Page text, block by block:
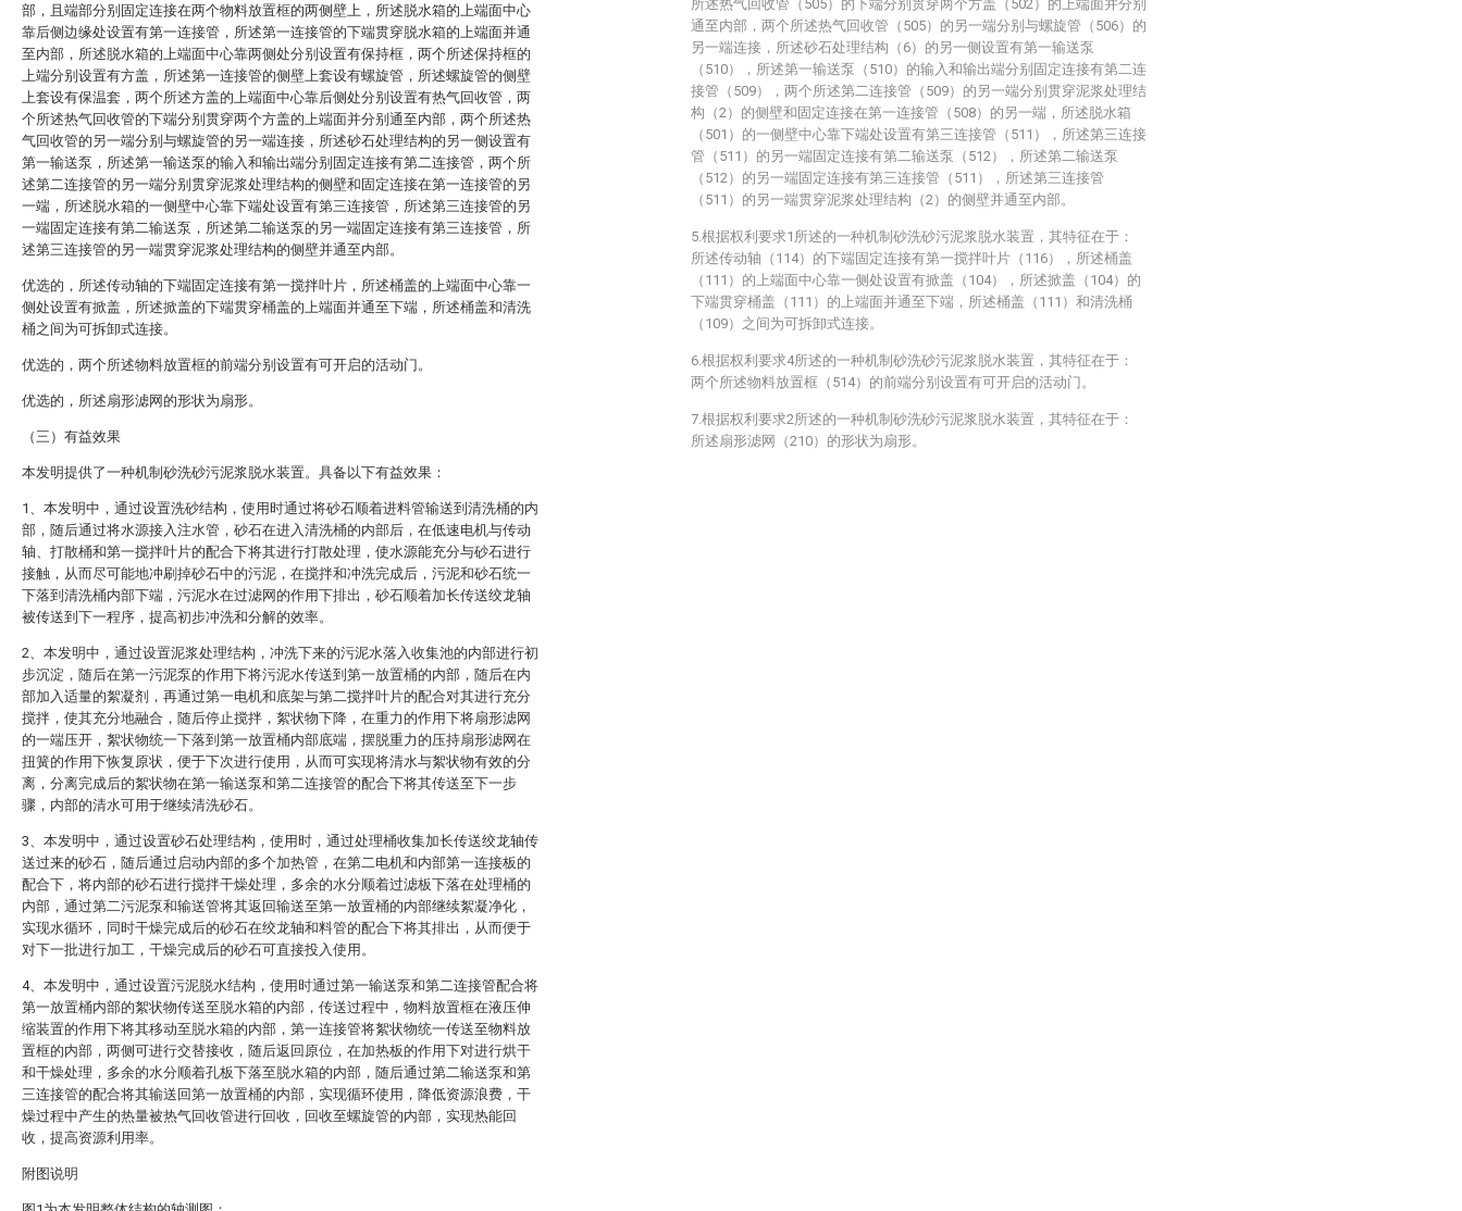
部，且端部分别固定连接在两个物料放置框的两侧壁上，所述脱水箱的上端面中心
靠后侧边缘处设置有第一连接管，所述第一连接管的下端贯穿脱水箱的上端面并通
至内部，所述脱水箱的上端面中心靠两侧处分别设置有保持框，两个所述保持框的
上端分别设置有方盖，所述第一连接管的侧壁上套设有螺旋管，所述螺旋管的侧壁
上套设有保温套，两个所述方盖的上端面中心靠后侧处分别设置有热气回收管，两
个所述热气回收管的下端分别贯穿两个方盖的上端面并分别通至内部，两个所述热
气回收管的另一端分别与螺旋管的另一端连接，所述砂石处理结构的另一侧设置有
第一输送泵，所述第一输送泵的输入和输出端分别固定连接有第二连接管，两个所
述第二连接管的另一端分别贯穿泥浆处理结构的侧壁和固定连接在第一连接管的另
一端，所述脱水箱的一侧壁中心靠下端处设置有第三连接管，所述第三连接管的另
一端固定连接有第二输送泵，所述第二输送泵的另一端固定连接有第三连接管，所
述第三连接管的另一端贯穿泥浆处理结构的侧壁并通至内部。
优选的，所述传动轴的下端固定连接有第一搅拌叶片，所述桶盖的上端面中心靠一
侧处设置有掀盖，所述掀盖的下端贯穿桶盖的上端面并通至下端，所述桶盖和清洗
桶之间为可拆卸式连接。
优选的，两个所述物料放置框的前端分别设置有可开启的活动门。
优选的，所述扇形滤网的形状为扇形。
（三）有益效果
本发明提供了一种机制砂洗砂污泥浆脱水装置。具备以下有益效果：
1、本发明中，通过设置洗砂结构，使用时通过将砂石顺着进料管输送到清洗桶的内
部，随后通过将水源接入注水管，砂石在进入清洗桶的内部后，在低速电机与传动
轴、打散桶和第一搅拌叶片的配合下将其进行打散处理，使水源能充分与砂石进行
接触，从而尽可能地冲刷掉砂石中的污泥，在搅拌和冲洗完成后，污泥和砂石统一
下落到清洗桶内部下端，污泥水在过滤网的作用下排出，砂石顺着加长传送绞龙轴
被传送到下一程序，提高初步冲洗和分解的效率。
2、本发明中，通过设置泥浆处理结构，冲洗下来的污泥水落入收集池的内部进行初
步沉淀，随后在第一污泥泵的作用下将污泥水传送到第一放置桶的内部，随后在内
部加入适量的絮凝剂，再通过第一电机和底架与第二搅拌叶片的配合对其进行充分
搅拌，使其充分地融合，随后停止搅拌，絮状物下降，在重力的作用下将扇形滤网
的一端压开，絮状物统一下落到第一放置桶内部底端，摆脱重力的压持扇形滤网在
扭簧的作用下恢复原状，便于下次进行使用，从而可实现将清水与絮状物有效的分
离，分离完成后的絮状物在第一输送泵和第二连接管的配合下将其传送至下一步
骤，内部的清水可用于继续清洗砂石。
3、本发明中，通过设置砂石处理结构，使用时，通过处理桶收集加长传送绞龙轴传
送过来的砂石，随后通过启动内部的多个加热管，在第二电机和内部第一连接板的
配合下，将内部的砂石进行搅拌干燥处理，多余的水分顺着过滤板下落在处理桶的
内部，通过第二污泥泵和输送管将其返回输送至第一放置桶的内部继续絮凝净化，
实现水循环，同时干燥完成后的砂石在绞龙轴和料管的配合下将其排出，从而便于
对下一批进行加工，干燥完成后的砂石可直接投入使用。
4、本发明中，通过设置污泥脱水结构，使用时通过第一输送泵和第二连接管配合将
第一放置桶内部的絮状物传送至脱水箱的内部，传送过程中，物料放置框在液压伸
缩装置的作用下将其移动至脱水箱的内部，第一连接管将絮状物统一传送至物料放
置框的内部，两侧可进行交替接收，随后返回原位，在加热板的作用下对进行烘干
和干燥处理，多余的水分顺着孔板下落至脱水箱的内部，随后通过第二输送泵和第
三连接管的配合将其输送回第一放置桶的内部，实现循环使用，降低资源浪费，干
燥过程中产生的热量被热气回收管进行回收，回收至螺旋管的内部，实现热能回
收，提高资源利用率。
附图说明
所述热气回收管（505）的下端分别贯穿两个方盖（502）的上端面并分别
通至内部，两个所述热气回收管（505）的另一端分别与螺旋管（506）的
另一端连接，所述砂石处理结构（6）的另一侧设置有第一输送泵
（510），所述第一输送泵（510）的输入和输出端分别固定连接有第二连
接管（509），两个所述第二连接管（509）的另一端分别贯穿泥浆处理结
构（2）的侧壁和固定连接在第一连接管（508）的另一端，所述脱水箱
（501）的一侧壁中心靠下端处设置有第三连接管（511），所述第三连接
管（511）的另一端固定连接有第二输送泵（512），所述第二输送泵
（512）的另一端固定连接有第三连接管（511），所述第三连接管
（511）的另一端贯穿泥浆处理结构（2）的侧壁并通至内部。
5.根据权利要求1所述的一种机制砂洗砂污泥浆脱水装置，其特征在于：
所述传动轴（114）的下端固定连接有第一搅拌叶片（116），所述桶盖
（111）的上端面中心靠一侧处设置有掀盖（104），所述掀盖（104）的
下端贯穿桶盖（111）的上端面并通至下端，所述桶盖（111）和清洗桶
（109）之间为可拆卸式连接。
6.根据权利要求4所述的一种机制砂洗砂污泥浆脱水装置，其特征在于：
两个所述物料放置框（514）的前端分别设置有可开启的活动门。
7.根据权利要求2所述的一种机制砂洗砂污泥浆脱水装置，其特征在于：
所述扇形滤网（210）的形状为扇形。